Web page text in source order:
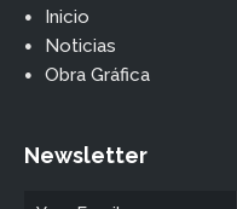
Inicio
Noticias
Obra Gráfica
Newsletter